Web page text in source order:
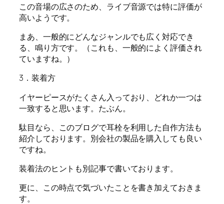
この音場の広さのため、ライブ音源では特に評価が
高いようです。
まあ、一般的にどんなジャンルでも広く対応でき
る、鳴り方です。（これも、一般的によく評価され
ていますね。）
3．装着方
イヤーピースがたくさん入っており、どれか一つは
一致すると思います。たぶん。
駄目なら、このブログで耳栓を利用した自作方法も
紹介しております。別会社の製品を購入しても良い
ですね。
装着法のヒントも別記事で書いております。
更に、この時点で気づいたことを書き加えておきま
す。